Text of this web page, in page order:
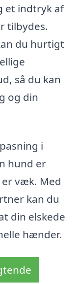
et indtryk af
tilbydes.
du hurtigt
så du kan
og din
i
hund er
væk. Med
kan du
din elskede
hænder.